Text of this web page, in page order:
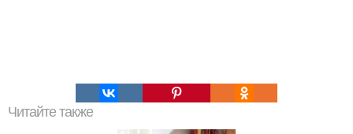
Читайте также